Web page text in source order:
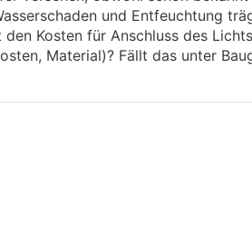
und Entfeuchtung
Kosten für Anschluss des
Material)? Fällt das unter